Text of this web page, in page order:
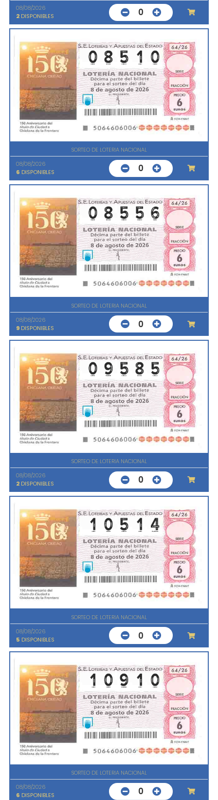
08/08/2026
2 DISPONIBLES 0
SORTEO DE LOTERIA NACIONAL
08/08/2026
6 DISPONIBLES 0
SORTEO DE LOTERIA NACIONAL
08/08/2026
9 DISPONIBLES 0
SORTEO DE LOTERIA NACIONAL
08/08/2026
2 DISPONIBLES 0
SORTEO DE LOTERIA NACIONAL
08/08/2026
5 DISPONIBLES 0
SORTEO DE LOTERIA NACIONAL
08/08/2026
6 DISPONIBLES 0